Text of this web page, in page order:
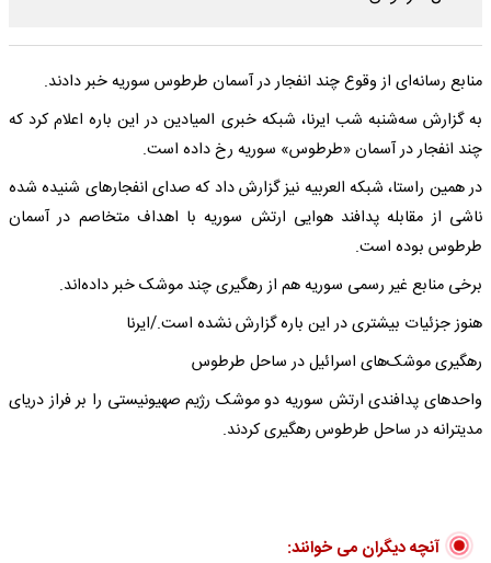
منابع رسانه‌ای از وقوع چند انفجار در آسمان طرطوس سوریه خبر دادند.
به گزارش سه‌شنبه شب ایرنا، شبکه خبری المیادین در این باره اعلام کرد که
چند انفجار در آسمان «طرطوس» سوریه رخ داده است.
در همین راستا، شبکه العربیه نیز گزارش داد که صدای انفجارهای شنیده شده
ناشی از مقابله پدافند هوایی ارتش سوریه با اهداف متخاصم در آسمان
طرطوس بوده است.
برخی منابع غیر رسمی سوریه هم از رهگیری چند موشک خبر داده‌اند.
هنوز جزئیات بیشتری در این باره گزارش نشده است./ایرنا
رهگیری موشک‌های اسرائیل در ساحل طرطوس
واحد‌های پدافندی ارتش سوریه دو‌ موشک رژیم صهیونیستی را بر فراز دریای
مدیترانه در ساحل طرطوس رهگیری کردند.
آنچه دیگران می خوانند: